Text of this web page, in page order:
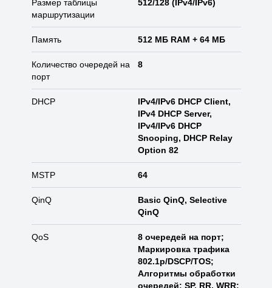
Размер таблицы
маршрутизации
512/128 (IPv4/IPv6)
Память 512 МБ RAM + 64 МБ
Количество очередей на
порт
8
DHCP
IPv4/IPv6 DHCP Client,
IPv4 DHCP Server,
IPv4/IPv6 DHCP
Snooping, DHCP Relay
Option 82
MSTP 64
QinQ
Basic QinQ, Selective
QinQ
QoS
8 очередей на порт;
Маркировка трафика
802.1p/DSCP/TOS;
Алгоритмы обработки
очередей: SP, RR, WRR;